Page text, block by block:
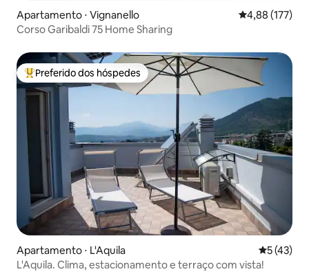
Apartamento ⋅ Vignanello 4,88 de uma
4,88 (177)
Corso Garibaldi 75 Home Sharing
Entre os melhores preferidos dos hóspedes
Preferido dos hóspedes
Apartamento ⋅ L'Aquila 5 de uma
5 (43)
L'Aquila. Clima, estacionamento e terraço com vista!